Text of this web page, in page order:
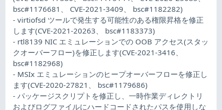
bsc#1176681、 CVE-2021-3409、 bsc#1182282)
- virtiofsd ツールで発生する可能性のある権限昇格を修正
します(CVE-2021-20263、 bsc#1183373)
- rtl8139 NIC エミュレーションでの OOB アクセス(スタッ
クオーバーフロー)を修正します(CVE-2021-3416、
bsc#1182968)
- MSIx エミュレーションのヒープオーバーフローを修正し
ます(CVE-2020-27821、 bsc#1179686)
- パッケージスクリプトを修正し、一時作業ディレクトリ
およびログファイルにハードコードされたパスを使用しな